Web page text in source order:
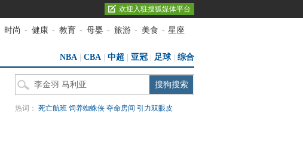
欢迎入驻搜狐媒体平台
时尚 - 健康 - 教育 - 母婴 - 旅游 - 美食 - 星座
NBA CBA 中超 亚冠 足球| 综合
热词： 死亡航班 饲养蜘蛛侠 夺命房间 引力双眼皮